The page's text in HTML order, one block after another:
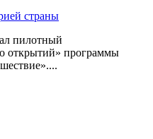
страны
пилотный
открытий» программы